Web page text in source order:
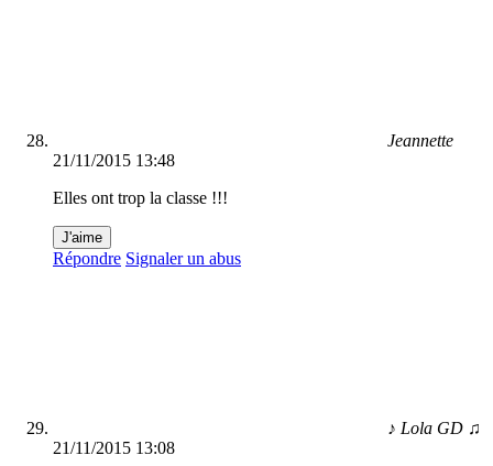
Jeannette
21/11/2015 13:48
Elles ont trop la classe !!!
J'aime
Répondre Signaler un abus
♪ Lola GD ♫
21/11/2015 13:08